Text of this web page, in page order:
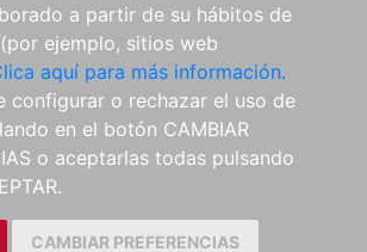
a partir de su hábitos de
ejemplo, sitios web
aquí para más información.
configurar o rechazar el uso de
en el botón CAMBIAR
o aceptarlas todas pulsando
CAMBIAR PREFERENCIAS